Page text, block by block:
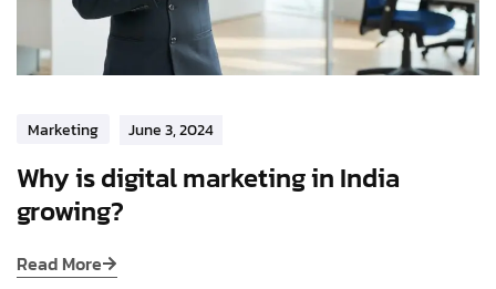
Marketing June 3, 2024
Why is digital marketing in India
growing?
Read More